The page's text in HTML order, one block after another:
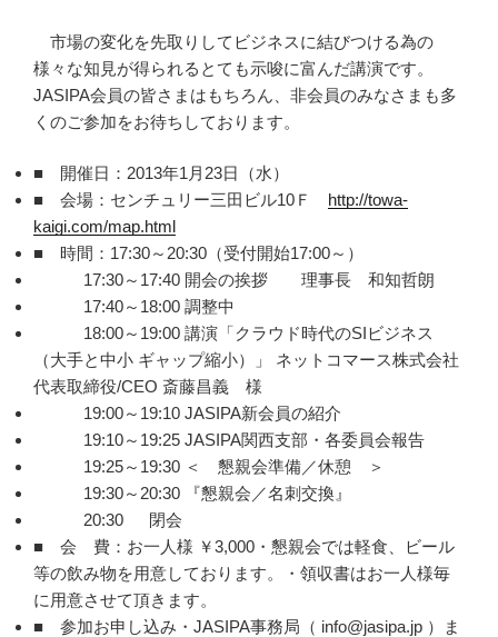
市場の変化を先取りしてビジネスに結びつける為の
様々な知見が得られるとても示唆に富んだ講演です。
JASIPA会員の皆さまはもちろん、非会員のみなさまも多
くのご参加をお待ちしております。
■ 開催日：2013年1月23日（水）
■ 会場：センチュリー三田ビル10Ｆ http://towa-
kaigi.com/map.html
■ 時間：17:30～20:30（受付開始17:00～）
17:30～17:40 開会の挨拶 理事長 和知哲朗
17:40～18:00 調整中
18:00～19:00 講演「クラウド時代のSIビジネス
（大手と中小 ギャップ縮小）」 ネットコマース株式会社
代表取締役/CEO 斎藤昌義 様
19:00～19:10 JASIPA新会員の紹介
19:10～19:25 JASIPA関西支部・各委員会報告
19:25～19:30 ＜ 懇親会準備／休憩 ＞
19:30～20:30 『懇親会／名刺交換』
20:30 閉会
■ 会 費：お一人様 ￥3,000・懇親会では軽食、ビール
等の飲み物を用意しております。・領収書はお一人様毎
に用意させて頂きます。
■ 参加お申し込み・JASIPA事務局（ info@jasipa.jp ）ま